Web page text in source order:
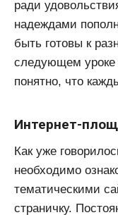
ради
надеждами
быть готовы к
следующем уроке
понятно, что
Интернет-
Как уже
необходимо
тематическими
страничку.